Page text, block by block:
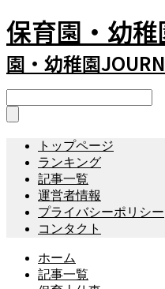
保育園・幼
園・幼稚園
トップページ
ランキング
記事一覧
運営者情報
プライバシーポリシー
コンタクト
ホーム
記事一覧